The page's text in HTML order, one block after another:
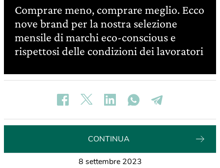
Comprare meno, comprare meglio. Ecco
nove brand per la nostra selezione
mensile di marchi eco-conscious e
rispettosi delle condizioni dei lavoratori
CONTINUA
8 settembre 2023